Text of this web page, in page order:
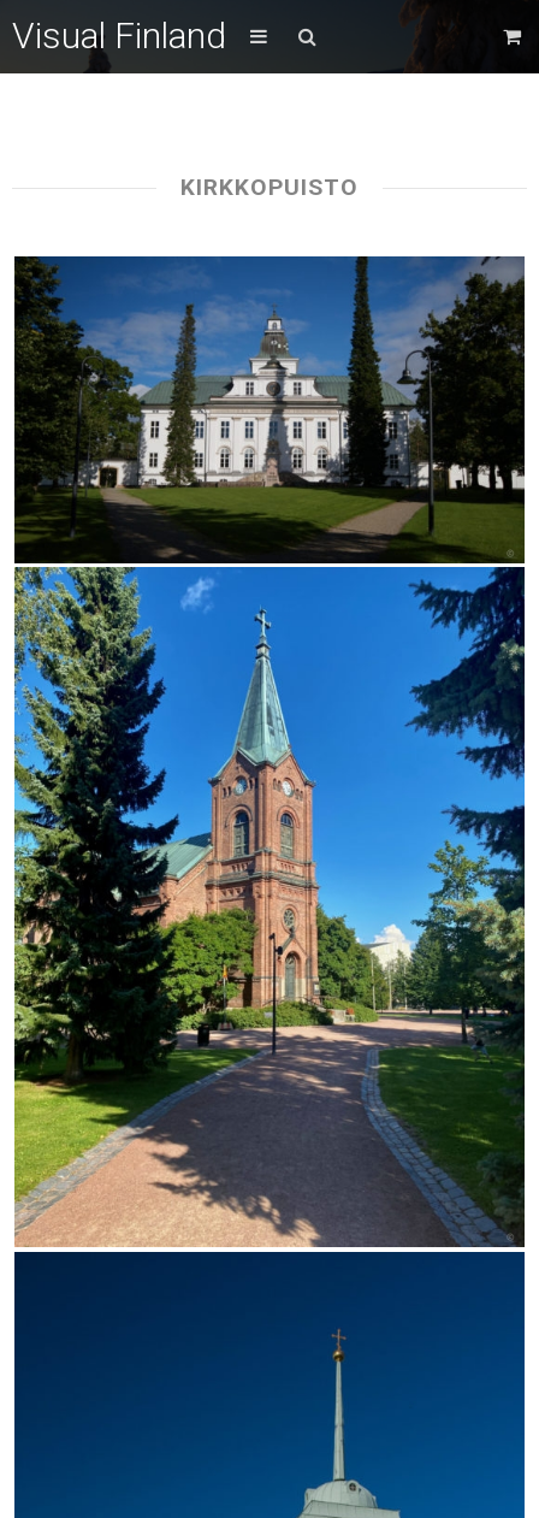
Visual Finland
KIRKKOPUISTO